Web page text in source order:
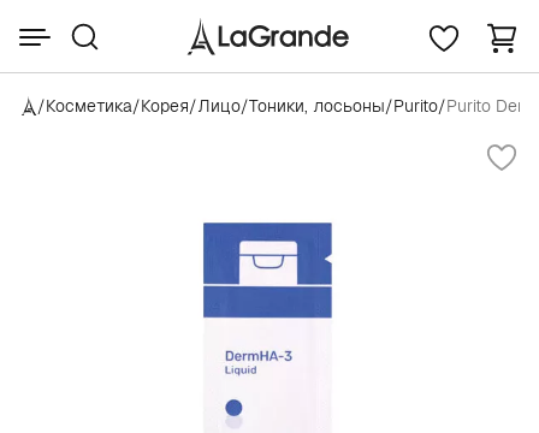
/Косметика/Корея/Лицо/Тоники, лосьоны/Purito/Purito